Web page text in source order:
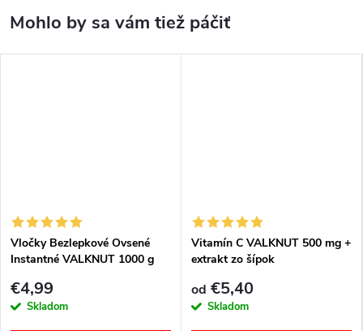
Vločky Bezlepkové Ovsené
Instantné VALKNUT 1000 g
€4,99
Skladom
Vitamín C VALKNUT 500 mg +
extrakt zo šípok
od €5,40
Skladom